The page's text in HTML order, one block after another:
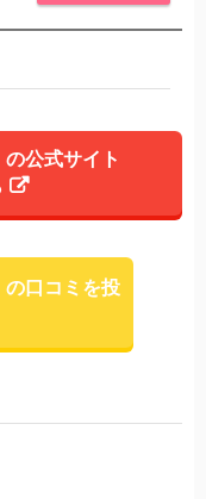
公式サイト
の口コミを投